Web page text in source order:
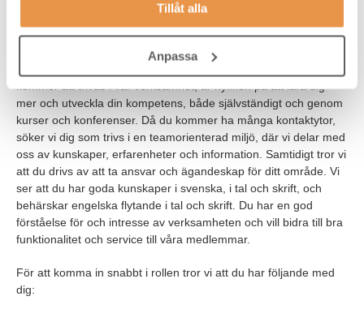
Tillåt alla
Anpassa
Vi söker dig som brinner för gränssnittsutveckling, ren kod och
som vill få möjligheten att utveckla gränssnitt på ett företag med
mer och utveckla din kompetens, både självständigt och genom
kurser och konferenser. Då du kommer ha många kontaktytor,
söker vi dig som trivs i en teamorienterad miljö, där vi delar med
oss av kunskaper, erfarenheter och information. Samtidigt tror vi
att du drivs av att ta ansvar och ägandeskap för ditt område. Vi
ser att du har goda kunskaper i svenska, i tal och skrift, och
behärskar engelska flytande i tal och skrift. Du har en god
förståelse för och intresse av verksamheten och vill bidra till bra
funktionalitet och service till våra medlemmar.
För att komma in snabbt i rollen tror vi att du har följande med
dig: